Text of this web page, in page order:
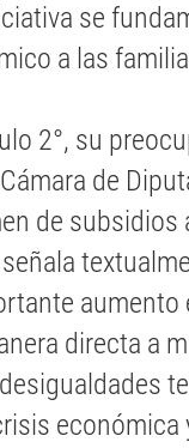
se
a las
2°, su
de
de
aumento
directa a
económica